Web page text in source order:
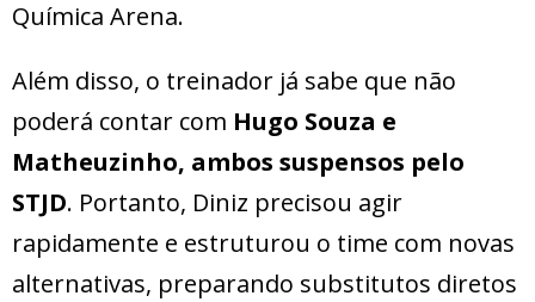
Química Arena.
Além disso, o treinador já sabe que não
poderá contar com Hugo Souza e
Matheuzinho, ambos suspensos pelo
STJD. Portanto, Diniz precisou agir
rapidamente e estruturou o time com novas
alternativas, preparando substitutos diretos